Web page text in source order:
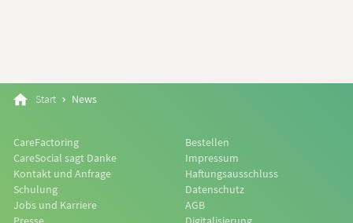
Start News
CareFactoring
CareSocial sagt Danke
Kontakt und Anfrage
Schulung
Jobs und Karriere
Bestellen
Impressum
Haftungsausschluss
Datenschutz
AGB